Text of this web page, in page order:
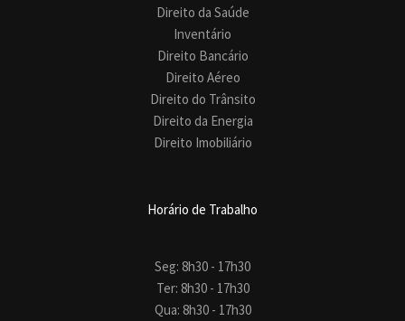
Direito da Saúde
Inventário
Direito Bancário
Direito Aéreo
Direito do Trânsito
Direito da Energia
Direito Imobiliário
Horário de Trabalho
Seg: 8h30 - 17h30
Ter: 8h30 - 17h30
Qua: 8h30 - 17h30